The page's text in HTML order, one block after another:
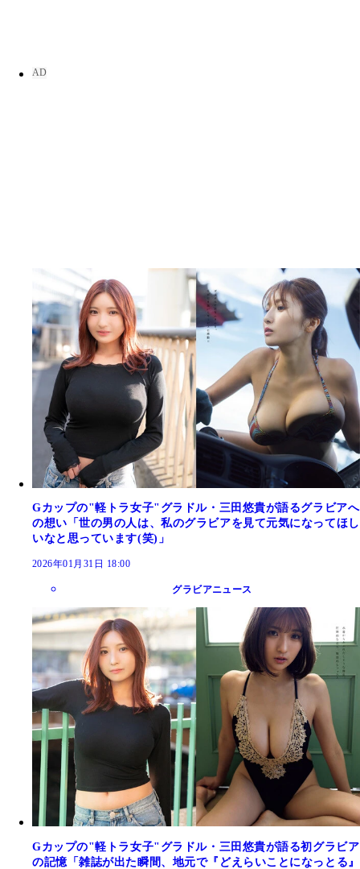
Gカップの"軽トラ女子"グラドル・三田悠貴が語るグラビアへ
の想い「世の男の人は、私のグラビアを見て元気になってほし
いなと思っています(笑)」
2026年01月31日 18:00
グラビアニュース
Gカップの"軽トラ女子"グラドル・三田悠貴が語る初グラビア
の記憶「雑誌が出た瞬間、地元で『どえらいことになっとる』